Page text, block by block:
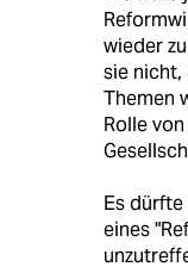
wieder
sie nicht,
Themen
Rolle
Es
eines